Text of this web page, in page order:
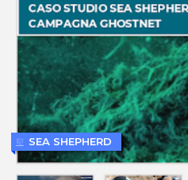
SEA SHEPHERD